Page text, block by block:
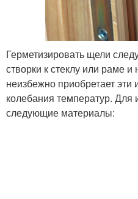
Герметизировать щели
створки к стеклу или раме
неизбежно приобретает
колебания температур. Для
следующие материалы: